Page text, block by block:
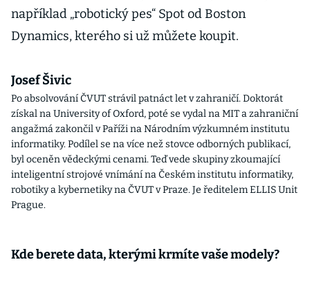
například „robotický pes“ Spot od Boston
Dynamics, kterého si už můžete koupit.
Josef Šivic
Po absolvování ČVUT strávil patnáct let v zahraničí. Doktorát
získal na University of Oxford, poté se vydal na MIT a zahraniční
angažmá zakončil v Paříži na Národním výzkumném institutu
informatiky. Podílel se na více než stovce odborných publikací,
byl oceněn vědeckými cenami. Teď vede skupiny zkoumající
inteligentní strojové vnímání na Českém institutu informatiky,
robotiky a kybernetiky na ČVUT v Praze. Je ředitelem ELLIS Unit
Prague.
Kde berete data, kterými krmíte vaše modely?